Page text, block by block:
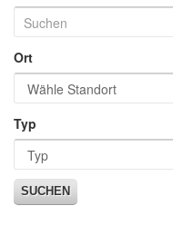
Ort
Typ
SUCHEN